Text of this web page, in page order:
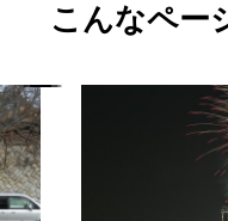
こんなペー